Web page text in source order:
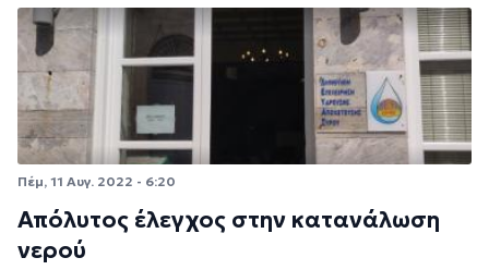
Πέμ, 11 Αυγ. 2022 - 6:20
Απόλυτος έλεγχος στην κατανάλωση
νερού